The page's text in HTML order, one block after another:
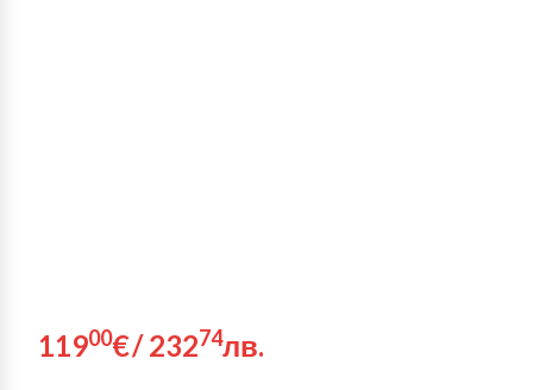
11900€/23274лв.